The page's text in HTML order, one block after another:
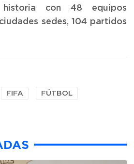
con 48 equipos
sedes, 104 partidos
FIFA FÚTBOL